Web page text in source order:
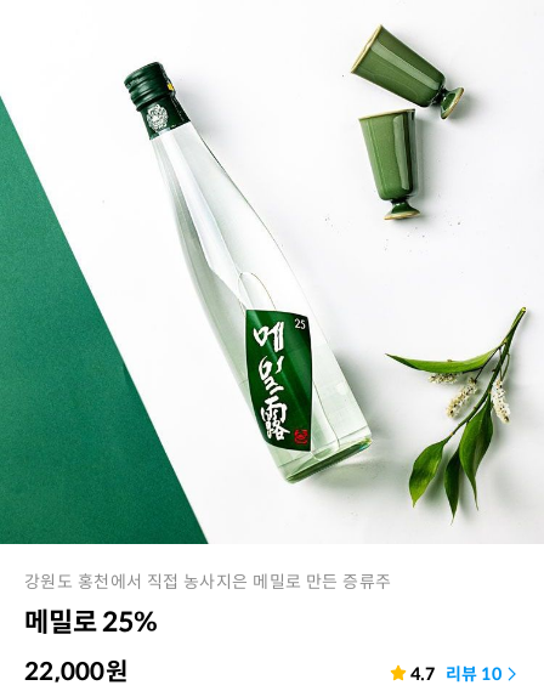
강원도 홍천에서 직접 농사지은 메밀로 만든 증류주
메밀로 25%
22,000원 4.7 리뷰 10